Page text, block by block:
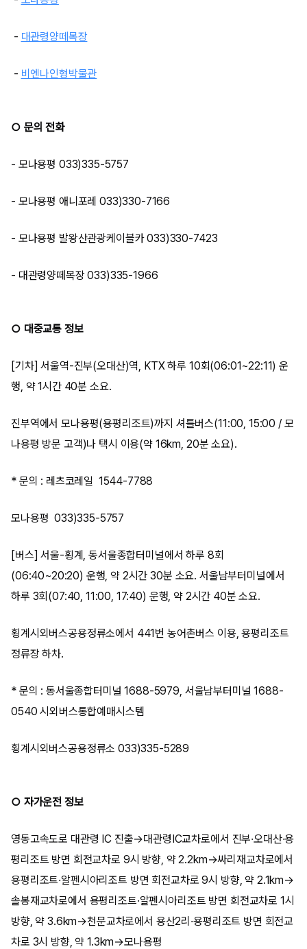
- 대관령양떼목장
- 비엔나인형박물관
○ 문의 전화
- 모나용평 033)335-5757
- 모나용평 애니포레 033)330-7166
- 모나용평 발왕산관광케이블카 033)330-7423
- 대관령양떼목장 033)335-1966
○ 대중교통 정보
[기차] 서울역-진부(오대산)역, KTX 하루 10회(06:01~22:11) 운
행, 약 1시간 40분 소요.
진부역에서 모나용평(용평리조트)까지 셔틀버스(11:00, 15:00 / 모
나용평 방문 고객)나 택시 이용(약 16km, 20분 소요).
* 문의 : 레츠코레일 1544-7788
모나용평 033)335-5757
[버스] 서울-횡계, 동서울종합터미널에서 하루 8회
(06:40~20:20) 운행, 약 2시간 30분 소요. 서울남부터미널에서
하루 3회(07:40, 11:00, 17:40) 운행, 약 2시간 40분 소요.
횡계시외버스공용정류소에서 441번 농어촌버스 이용, 용평리조트
정류장 하차.
* 문의 : 동서울종합터미널 1688-5979, 서울남부터미널 1688-
0540 시외버스통합예매시스템
횡계시외버스공용정류소 033)335-5289
○ 자가운전 정보
영동고속도로 대관령 IC 진출→대관령IC교차로에서 진부·오대산·용
평리조트 방면 회전교차로 9시 방향, 약 2.2km→싸리재교차로에서
용평리조트·알펜시아리조트 방면 회전교차로 9시 방향, 약 2.1km→
솔봉재교차로에서 용평리조트·알펜시아리조트 방면 회전교차로 1시
방향, 약 3.6km→천문교차로에서 용산2리·용평리조트 방면 회전교
차로 3시 방향, 약 1.3km→모나용평